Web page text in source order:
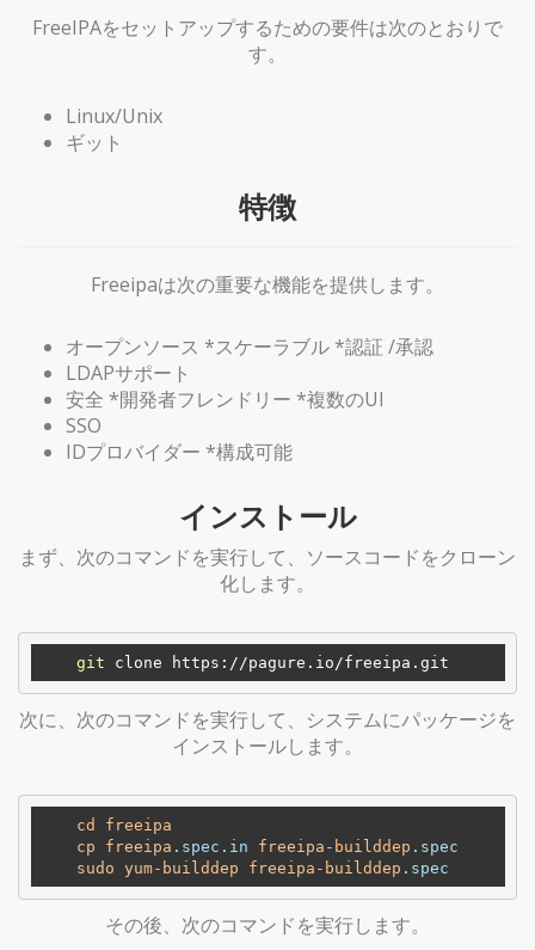
FreeIPAをセットアップするための要件は次のとおりで
す。
Linux/Unix
ギット
特徴
Freeipaは次の重要な機能を提供します。
オープンソース *スケーラブル *認証 /承認
LDAPサポート
安全 *開発者フレンドリー *複数のUI
SSO
IDプロバイダー *構成可能
インストール
まず、次のコマンドを実行して、ソースコードをクローン
化します。
git
次に、次のコマンドを実行して、システムにパッケージを
インストールします。
cd
freeipa
cp
freeipa .spec .in freeipa-builddep .spec
sudo yum-builddep freeipa-builddep .spec
その後、次のコマンドを実行します。